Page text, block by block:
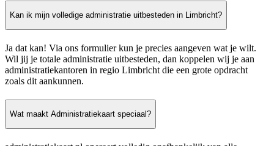
Kan ik mijn volledige administratie uitbesteden in Limbricht?
Ja dat kan! Via ons formulier kun je precies aangeven wat je wilt.
Wil jij je totale administratie uitbesteden, dan koppelen wij je aan
administratiekantoren in regio Limbricht die een grote opdracht
zoals dit aankunnen.
Wat maakt Administratiekaart speciaal?